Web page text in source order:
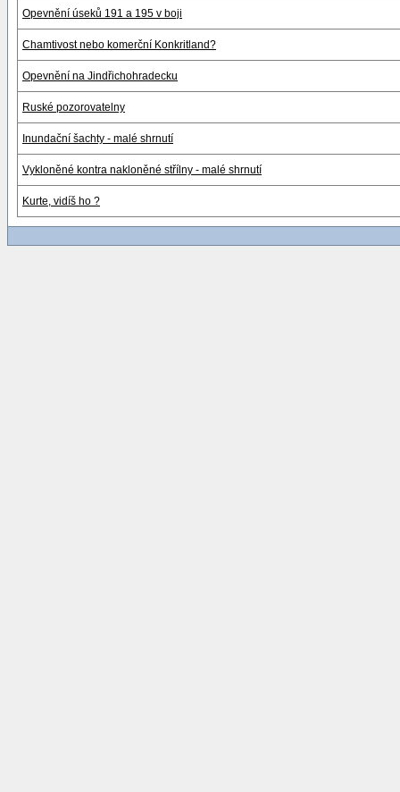
Opevnění úseků 191 a 195 v boji
Chamtivost nebo komerční Konkritland?
Opevnění na Jindřichohradecku
Ruské pozorovatelny
Inundační šachty - malé shrnutí
Vykloněné kontra nakloněné střílny - malé shrnutí
Kurte, vidíš ho ?